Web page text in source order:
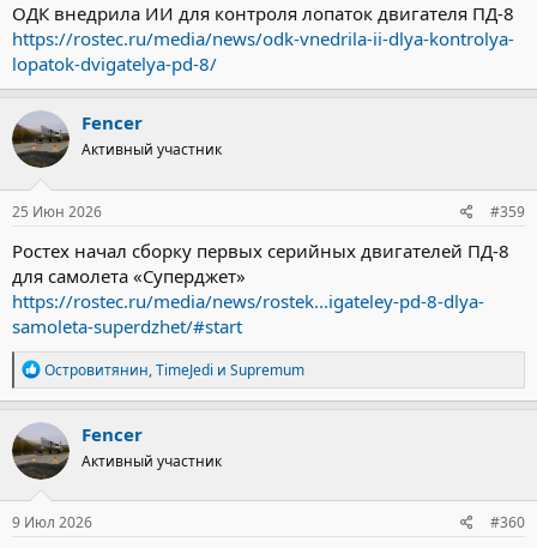
ОДК внедрила ИИ для контроля лопаток двигателя ПД-8
https://rostec.ru/media/news/odk-vnedrila-ii-dlya-kontrolya-
lopatok-dvigatelya-pd-8/
Fencer
Активный участник
25 Июн 2026 #359
Ростех начал сборку первых серийных двигателей ПД-8
для самолета «Суперджет»
https://rostec.ru/media/news/rostek...igateley-pd-8-dlya-
samoleta-superdzhet/#start
Р
е
а
к
ц
и
и
:
Островитянин,TimeJedi и Supremum
Fencer
Активный участник
9 Июл 2026 #360